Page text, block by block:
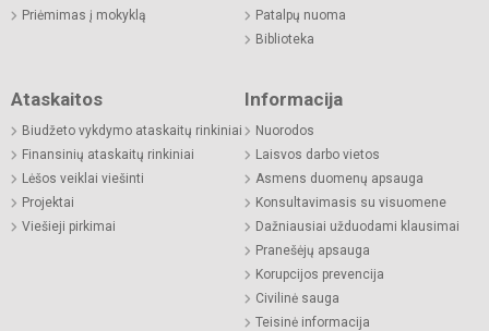
Priėmimas į mokyklą
Patalpų nuoma
Biblioteka
Ataskaitos
Biudžeto vykdymo ataskaitų rinkiniai
Finansinių ataskaitų rinkiniai
Lėšos veiklai viešinti
Projektai
Viešieji pirkimai
Informacija
Nuorodos
Laisvos darbo vietos
Asmens duomenų apsauga
Konsultavimasis su visuomene
Dažniausiai užduodami klausimai
Pranešėjų apsauga
Korupcijos prevencija
Civilinė sauga
Teisinė informacija